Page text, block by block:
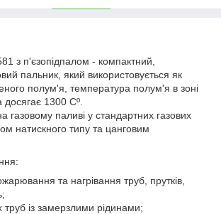
з п'єзопідпалом - компактний,
пальник, який використовується як
полум'я, температура полум'я в зоні
1300 Cº.
газовому паливі у стандартних газових
натискного типу та цанговим
та нагрівання труб, прутків,
труб із замерзлими рідинами;